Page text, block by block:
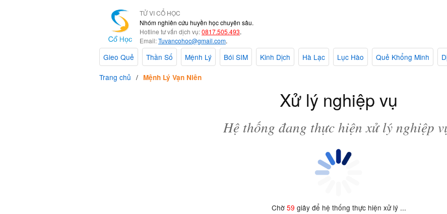
TỬ VI CỔ HỌC
Nhóm nghiên cứu huyền học chuyên sâu.
Hotline tư vấn dịch vụ:0817.505.493.
Email:Tuvancohoc@gmail.com.
Gieo Quẻ Thần Số Mệnh Lý Bói SIM Kinh Dịch Hà Lạc Lục Hào Quẻ Khổng Minh
Trang chủ
Mệnh Lý Vạn Niên
Xử lý nghiệp vụ
Hệ thống đang thực hiện xử lý nghiệp
Chờ 59 giây để hệ thống thực hiện xử lý ...